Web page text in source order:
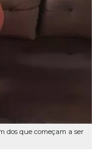
dos que começam a ser